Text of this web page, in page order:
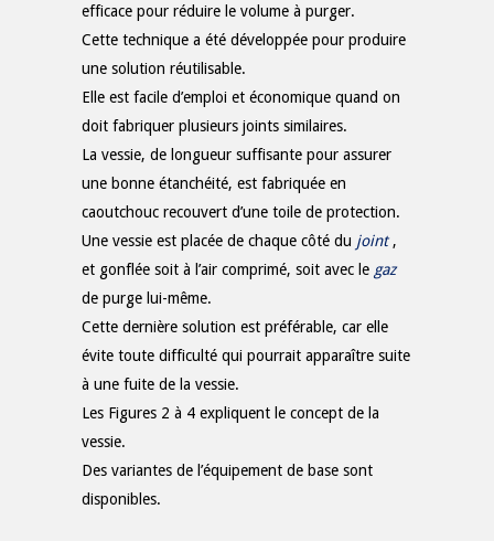
efficace pour réduire le volume à purger.
Cette technique a été développée pour produire
une solution réutilisable.
Elle est facile d’emploi et économique quand on
doit fabriquer plusieurs joints similaires.
La vessie, de longueur suffisante pour assurer
une bonne étanchéité, est fabriquée en
caoutchouc recouvert d’une toile de protection.
Une vessie est placée de chaque côté du joint ,
et gonflée soit à l’air comprimé, soit avec le gaz
de purge lui-même.
Cette dernière solution est préférable, car elle
évite toute difficulté qui pourrait apparaître suite
à une fuite de la vessie.
Les Figures 2 à 4 expliquent le concept de la
vessie.
Des variantes de l’équipement de base sont
disponibles.